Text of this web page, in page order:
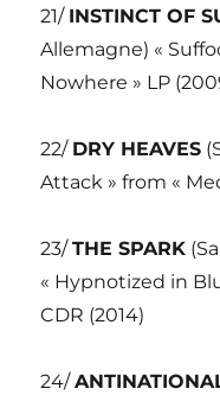
21/ INSTINCT OF
Allemagne) «
Nowhere » LP
22/ DRY HEAVES
Attack » from «
23/THE SPARK
« Hypnotized in
CDR (2014)
24/